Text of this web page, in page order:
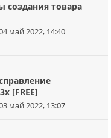
создания товара
май 2022, 14:40
[FREE]
май 2022, 13:07